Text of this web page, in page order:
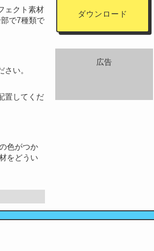
ダウンロード
ェクト素材
で7種類で
い。
置してくだ
色がつか
をどうい
広告